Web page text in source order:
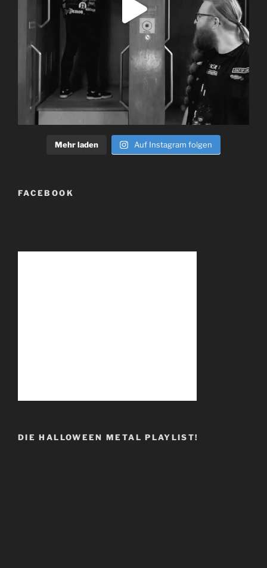
Mehr laden Auf Instagram folgen
FACEBOOK
DIE HALLOWEEN METAL PLAYLIST!